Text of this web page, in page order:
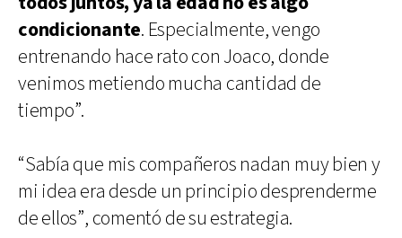
condicionante. Especialmente, vengo
entrenando hace rato con Joaco, donde
venimos metiendo mucha cantidad de
tiempo”.
“Sabía que mis compañeros nadan muy bien y
mi idea era desde un principio desprenderme
de ellos”, comentó de su estrategia.